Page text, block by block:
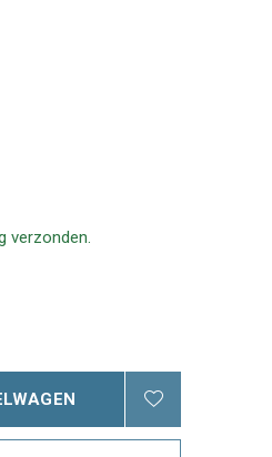
verzonden.